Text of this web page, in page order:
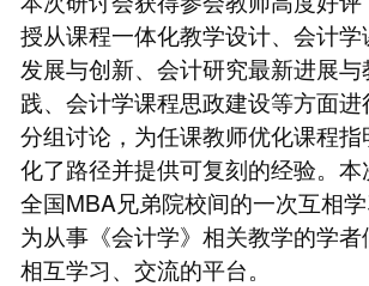
授从课程一体化教学设计、会计
发展与创新、会计研究最新进展
践、会计学课程思政建设等方面
分组讨论，为任课教师优化课程
化了路径并提供可复刻的经验。
全国MBA兄弟院校间的一次互相学
为从事《会计学》相关教学的学
相互学习、交流的平台。